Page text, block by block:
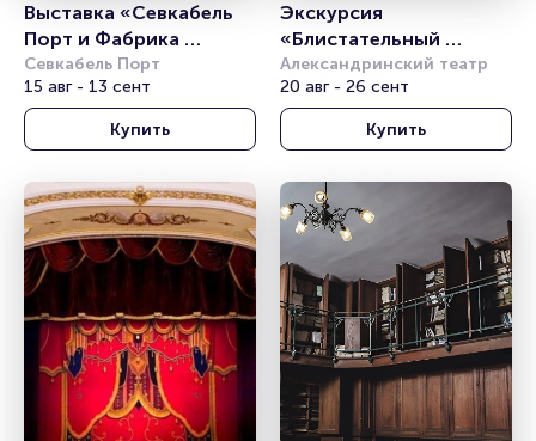
Выставка «Севкабель
Порт и Фабрика
Слуцкой: превращение
промышленной
архитектуры в
общественную»
Севкабель Порт
15 авг - 13 сент
Купить
Экскурсия
«Блистательный
Александринский
театр»
Александринский театр
20 авг - 26 сент
Купить